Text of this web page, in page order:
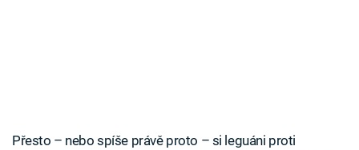
Přesto – nebo spíše právě proto – si leguáni proti